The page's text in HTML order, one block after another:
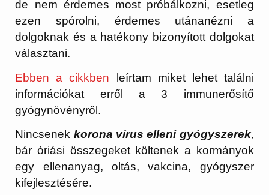
de nem érdemes most próbálkozni, esetleg
ezen spórolni, érdemes utánanézni a
dolgoknak és a hatékony bizonyított dolgokat
választani.
Ebben a cikkben leírtam miket lehet találni
információkat erről a 3 immunerősítő
gyógynövényről.
Nincsenek korona vírus elleni gyógyszerek,
bár óriási összegeket költenek a kormányok
egy ellenanyag, oltás, vakcina, gyógyszer
kifejlesztésére.